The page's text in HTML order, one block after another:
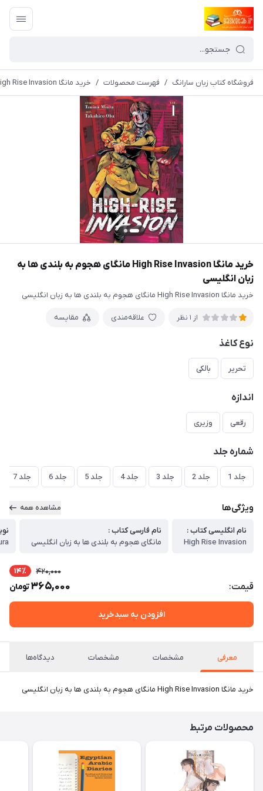
فروشگاه کتاب زبان سارانگ / فهرست محصولات / خرید مانگا High Rise Invasion مانگای هجوم به بلندی ها به زبان انگلیسی
خرید مانگا High Rise Invasion مانگای هجوم به بلندی ها به
زبان انگلیسی
خرید مانگا High Rise Invasion مانگای هجوم به بلندی ها به زبان انگلیسی
از 1 نظر علاقه‌مندی مقایسه
نوع کاغذ
تحریر بالکی
اندازه
رقعی وزیری
شماره جلد
جلد 1 جلد 2 جلد 3 جلد 4 جلد 5 جلد 6 جلد 7
ویژگی‌ها مشاهده همه
نام انگلیسی کتاب :
High Rise Invasion
نام فارسی کتاب :
مانگای هجوم به بلندی ها به زبان انگلیسی
قیمت:
420,000 14٪
365,000تومان
افزودن به سبدخرید
معرفی مشخصات مشخصات دیدگاه‌ها
خرید مانگا High Rise Invasion مانگای هجوم به بلندی ها به زبان انگلیسی
محصولات مرتبط